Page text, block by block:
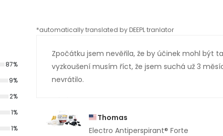
87%
9%
2%
1%
1%
*automatically translated by DEEPL tranlator
Zpočátku jsem nevěřila, že by účinek mohl být
vyzkoušení musím říct, že jsem suchá už 3
nevrátilo.
Thomas
Electro Antiperspirant® Forte